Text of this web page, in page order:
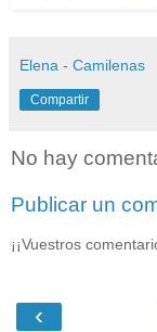
Elena - Camilenas
Compartir
No hay
Publicar un
¡¡Vuestros
‹